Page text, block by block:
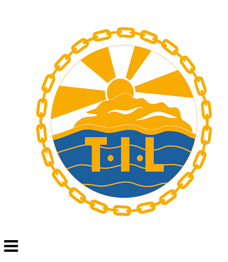
Veksle
navigasjon